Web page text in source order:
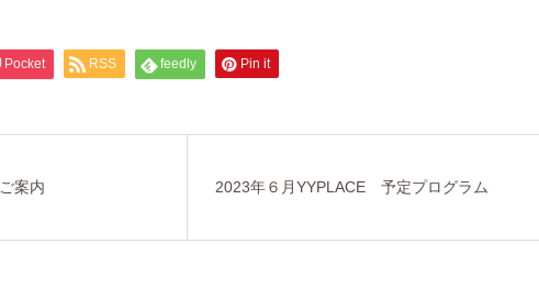
Pocket RSS feedly Pin it
案内 2023年６月YYPLACE 予定プログラム